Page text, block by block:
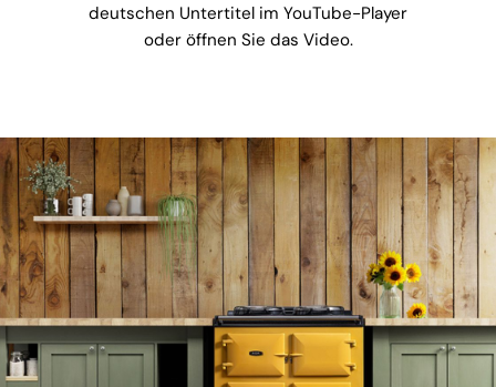
deutschen Untertitel im YouTube-Player
oder öffnen Sie das Video.